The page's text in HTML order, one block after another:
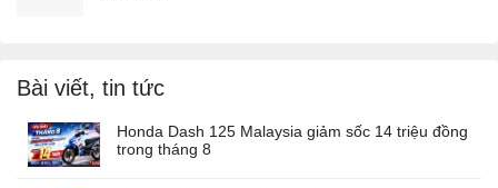
Bài viết, tin tức
Honda Dash 125 Malaysia giảm sốc 14 triệu đồng
trong tháng 8